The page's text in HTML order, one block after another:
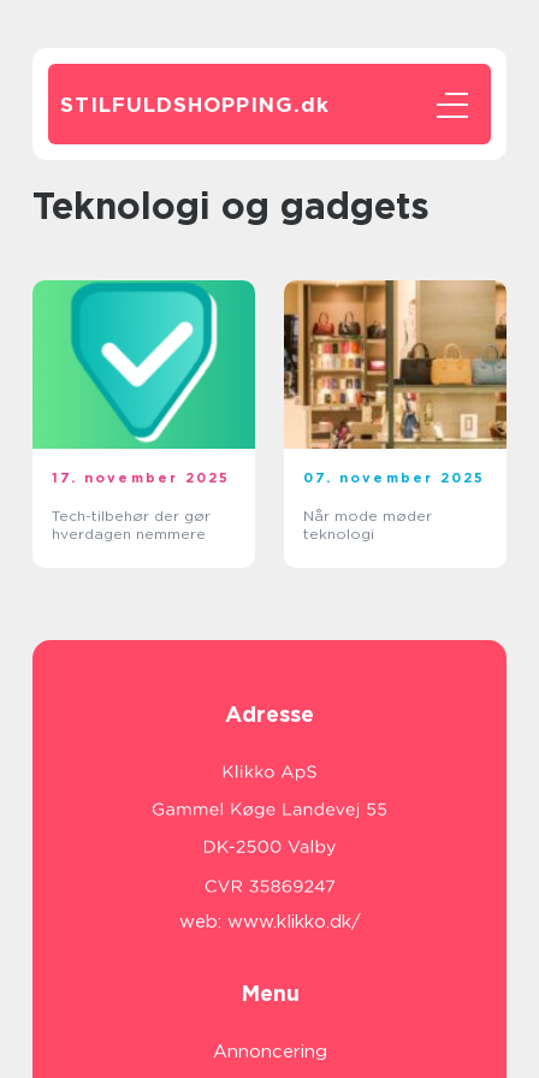
STILFULDSHOPPING.dk
Teknologi og gadgets
17. november 2025
Tech-tilbehør der gør
hverdagen nemmere
07. november 2025
Når mode møder
teknologi
Adresse
web: www.klikko.dk/
Menu
Annoncering